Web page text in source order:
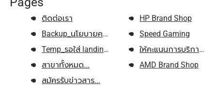
ติดต่อเรา
Backup_นโยบายความเป็นส่วนตัว...
Temp_รอใส่ landing page...
สาขาทั้งหมด...
สมัครรับข่าวสาร...
HP Brand Shop
Speed Gaming
ให้คะแนนการบริการ...
AMD Brand Shop